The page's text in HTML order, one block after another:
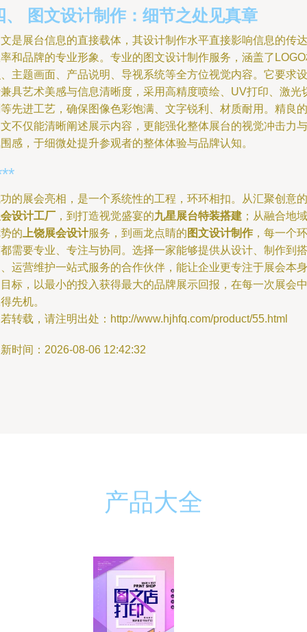
、 图文设计制作：细节之处见真章
是展台信息的直接载体，其设计制作水平直接影响信息的传达
和品牌的专业形象。专业的图文设计制作服务，涵盖了
主题画面、产品说明、导视系统等全方位视觉内容。它要求设
具艺术美感与信息清晰度，采用高精度喷绘、UV打印、激光
先进工艺，确保图像色彩饱满、文字锐利、材质耐用。精良的
不仅能清晰阐述展示内容，更能强化整体展台的视觉冲击力与
感，于细微处提升参观者的整体体验与品牌认知。
的展会亮相，是一个系统性的工程，环环相扣。从汇聚创意的
设计工厂 ，到打造视觉盛宴的九星展台特装搭建 ；从融合地域
的 上饶展会设计服务，到画龙点睛的 图文设计制作 ，每一个环
需要专业、专注与协同。选择一家能够提供从设计、制作到搭
运营维护一站式服务的合作伙伴，能让企业更专注于展会本身
标，以最小的投入获得最大的品牌展示回报，在每一次展会中
先机。
转载，请注明出处：http://www.hjhfq.com/product/55.html
时间：2026-08-06 12:42:32
产品大全